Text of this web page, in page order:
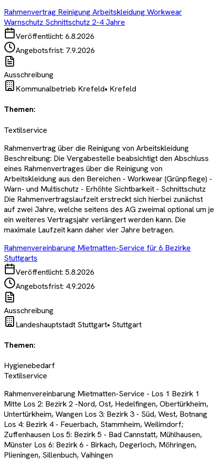
Rahmenvertrag Reinigung Arbeitskleidung Workwear
Warnschutz Schnittschutz 2-4 Jahre
Veröffentlicht: 6.8.2026
Angebotsfrist: 7.9.2026
Ausschreibung
Kommunalbetrieb Krefeld• Krefeld
Themen:
Textilservice
Rahmenvertrag über die Reinigung von Arbeitskleidung
Beschreibung: Die Vergabestelle beabsichtigt den Abschluss
eines Rahmenvertrages über die Reinigung von
Arbeitskleidung aus den Bereichen - Workwear (Grünpflege) -
Warn- und Multischutz - Erhöhte Sichtbarkeit - Schnittschutz
Die Rahmenvertragslaufzeit erstreckt sich hierbei zunächst
auf zwei Jahre, welche seitens des AG zweimal optional um je
ein weiteres Vertragsjahr verlängert werden kann. Die
maximale Laufzeit kann daher vier Jahre betragen.
Rahmenvereinbarung Mietmatten-Service für 6 Bezirke
Stuttgarts
Veröffentlicht: 5.8.2026
Angebotsfrist: 4.9.2026
Ausschreibung
Landeshauptstadt Stuttgart• Stuttgart
Themen:
Hygienebedarf
Textilservice
Rahmenvereinbarung Mietmatten-Service - Los 1 Bezirk 1
Mitte Los 2: Bezirk 2 -Nord, Ost, Hedelfingen, Obertürkheim,
Untertürkheim, Wangen Los 3: Bezirk 3 - Süd, West, Botnang
Los 4: Bezirk 4 - Feuerbach, Stammheim, Weilimdorf;
Zuffenhausen Los 5: Bezirk 5 - Bad Cannstatt, Mühlhausen,
Münster Los 6: Bezirk 6 - Birkach, Degerloch, Möhringen,
Plieningen, Sillenbuch, Vaihingen